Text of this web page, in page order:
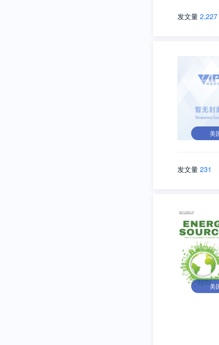
发文量 2,227
美
发文量 231
美